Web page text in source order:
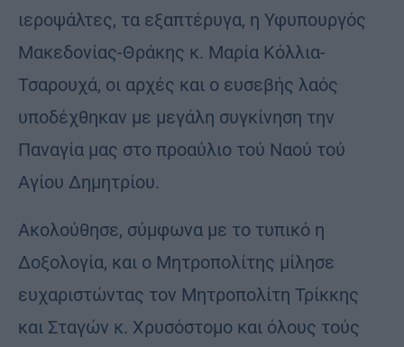
ιεροψάλτες, τα εξαπτέρυγα, η Υφυπουργός
Μακεδονίας-Θράκης κ. Μαρία Κόλλια-
Τσαρουχά, οι αρχές και ο ευσεβής λαός
υποδέχθηκαν με μεγάλη συγκίνηση την
Παναγία μας στο προαύλιο τού Ναού τού
Αγίου Δημητρίου.
Ακολούθησε, σύμφωνα με το τυπικό η
Δοξολογία, και ο Μητροπολίτης μίλησε
ευχαριστώντας τον Μητροπολίτη Τρίκκης
και Σταγών κ. Χρυσόστομο και όλους τούς